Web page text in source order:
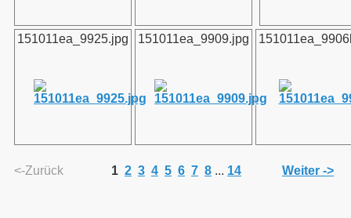
151011ea_9925.jpg 151011ea_9909.jpg
<-Zurück 1 2 3 4 5 6 7 8 ... 14 Weiter ->
Fohlen-Championat